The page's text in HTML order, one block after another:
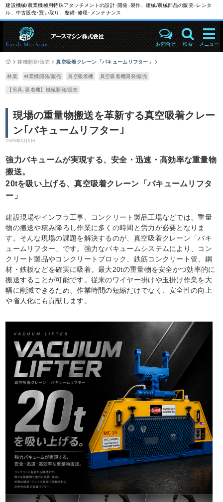
建設機械/農業機械用特殊アタッチメントの設計･開発･製作、建械/農械部品の販売･レンタ
ル、中古販売･買い取り、整備･修理･メンテナンス
お問合せ 検索 メニュー
建機開発/販売 真空吸着クレーン「バキュームリフター」
林業 林業機開発/販売 真空吸着機 真空吸着機開発/販売
【吊具､吸着機】機械開発/販売
現場の重量物搬送を革新する真空吸着クレー
ン｢バキュームリフター｣
2026年6月6日
強力バキュームが実現する、安全・迅速・高効率な重量物
搬送。
20tを吸い上げる、真空吸着クレーン「バキュームリフタ
ー」
建設現場やインフラ工事、コンクリート製品工場などでは、重量
物の搬送や積み降ろし作業に多くの時間と労力が必要となりま
す。そんな現場の課題を解決するのが、真空吸着クレーン「バキ
ュームリフター」です。強力なバキュームシステムにより、コン
クリート製品やコンクリートブロック、鉄筋コンクリート管、鋼
材・鉄板などを確実に吸着。最大20tの重量物を安全かつ効率的に
搬送することが可能です。従来のワイヤー掛けや玉掛け作業を大
幅に削減できるため、作業時間の短縮だけでなく、安全性の向上
や省人化にも貢献します。